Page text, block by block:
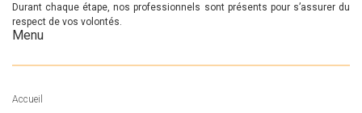
Durant chaque étape, nos professionnels sont présents pour s’assurer du
respect de vos volontés.
Menu
Accueil